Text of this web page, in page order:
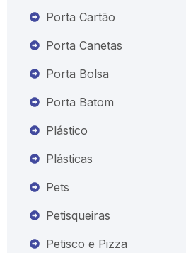
Porta Cartão
Porta Canetas
Porta Bolsa
Porta Batom
Plástico
Plásticas
Pets
Petisqueiras
Petisco e Pizza